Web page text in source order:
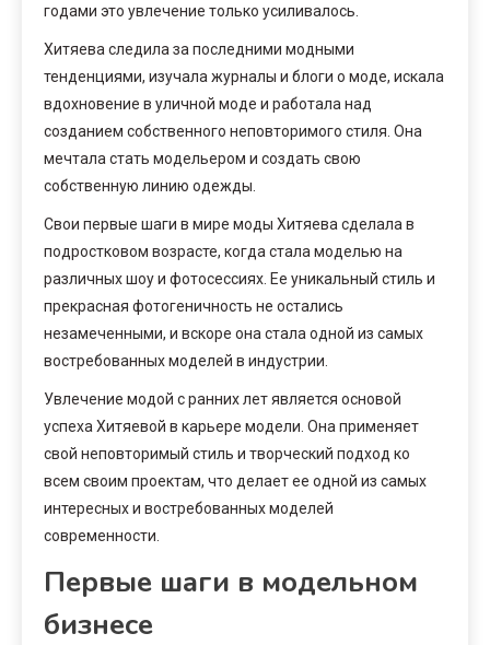
годами это увлечение только усиливалось.
Хитяева следила за последними модными
тенденциями, изучала журналы и блоги о моде, искала
вдохновение в уличной моде и работала над
созданием собственного неповторимого стиля. Она
мечтала стать модельером и создать свою
собственную линию одежды.
Свои первые шаги в мире моды Хитяева сделала в
подростковом возрасте, когда стала моделью на
различных шоу и фотосессиях. Ее уникальный стиль и
прекрасная фотогеничность не остались
незамеченными, и вскоре она стала одной из самых
востребованных моделей в индустрии.
Увлечение модой с ранних лет является основой
успеха Хитяевой в карьере модели. Она применяет
свой неповторимый стиль и творческий подход ко
всем своим проектам, что делает ее одной из самых
интересных и востребованных моделей
современности.
Первые шаги в модельном
бизнесе